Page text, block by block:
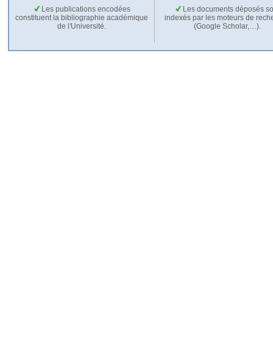
Les publications encodées
constituent la bibliographie académique
de l'Université.
Les documents déposés
indexés par les moteurs de
(Google Scholar,…).